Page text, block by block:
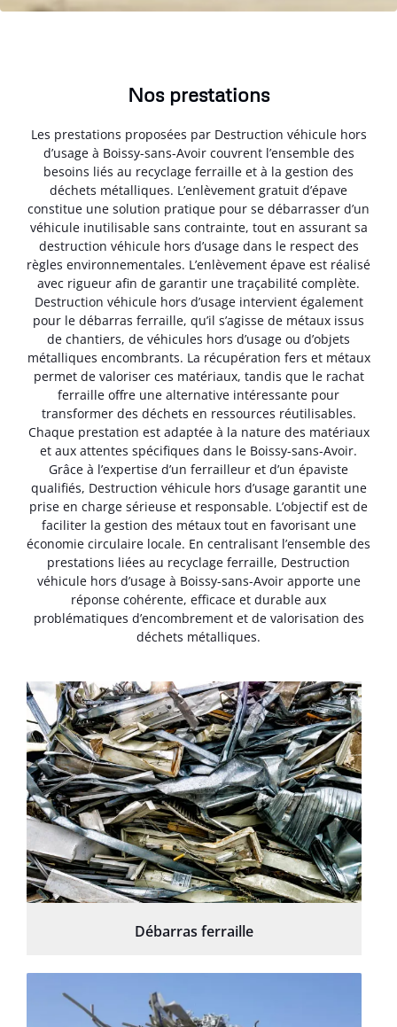
Nos prestations
Les prestations proposées par Destruction véhicule hors
d’usage à Boissy-sans-Avoir couvrent l’ensemble des
besoins liés au recyclage ferraille et à la gestion des
déchets métalliques. L’enlèvement gratuit d’épave
constitue une solution pratique pour se débarrasser d’un
véhicule inutilisable sans contrainte, tout en assurant sa
destruction véhicule hors d’usage dans le respect des
règles environnementales. L’enlèvement épave est réalisé
avec rigueur afin de garantir une traçabilité complète.
Destruction véhicule hors d’usage intervient également
pour le débarras ferraille, qu’il s’agisse de métaux issus
de chantiers, de véhicules hors d’usage ou d’objets
métalliques encombrants. La récupération fers et métaux
permet de valoriser ces matériaux, tandis que le rachat
ferraille offre une alternative intéressante pour
transformer des déchets en ressources réutilisables.
Chaque prestation est adaptée à la nature des matériaux
et aux attentes spécifiques dans le Boissy-sans-Avoir.
Grâce à l’expertise d’un ferrailleur et d’un épaviste
qualifiés, Destruction véhicule hors d’usage garantit une
prise en charge sérieuse et responsable. L’objectif est de
faciliter la gestion des métaux tout en favorisant une
économie circulaire locale. En centralisant l’ensemble des
prestations liées au recyclage ferraille, Destruction
véhicule hors d’usage à Boissy-sans-Avoir apporte une
réponse cohérente, efficace et durable aux
problématiques d’encombrement et de valorisation des
déchets métalliques.
Débarras ferraille